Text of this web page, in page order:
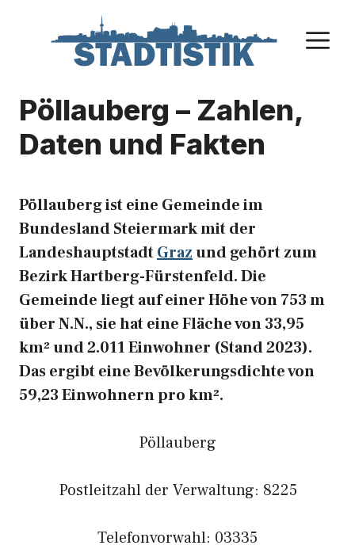
Pöllauberg – Zahlen,
Daten und Fakten
Pöllauberg ist eine Gemeinde im
Bundesland Steiermark mit der
LandeshauptstadtGrazund gehört zum
Bezirk Hartberg-Fürstenfeld. Die
Gemeinde liegt auf einer Höhe von 753 m
über N.N., sie hat eine Fläche von 33,95
km² und 2.011 Einwohner (Stand 2023).
Das ergibt eine Bevölkerungsdichte von
59,23 Einwohnern pro km².
Pöllauberg
Postleitzahl der Verwaltung: 8225
Telefonvorwahl: 03335